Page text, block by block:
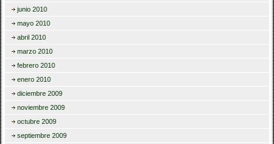
junio 2010
mayo 2010
abril 2010
marzo 2010
febrero 2010
enero 2010
diciembre 2009
noviembre 2009
octubre 2009
septiembre 2009